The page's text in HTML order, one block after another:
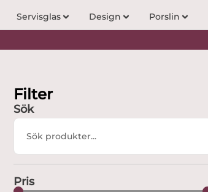
Servisglas Design Porslin
Filter
Sök
Search
Pris